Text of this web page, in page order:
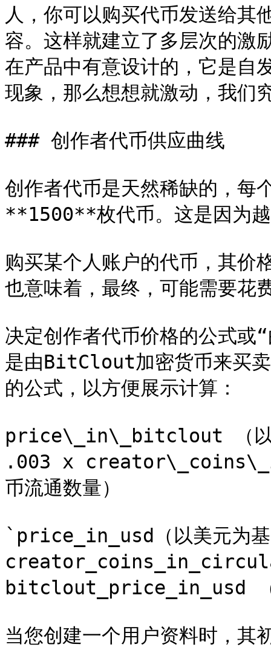
人，你可以购买代币发送给其
容。这样就建立了多层次的激
在产品中有意设计的，它是自
现象，那么想想就激动，我们
### 创作者代币供应曲线
创作者代币是天然稀缺的，
**1500**枚代币。这是因为
购买某个人账户的代币，其价
也意味着，最终，可能需要花
决定创作者代币价格的公式或
是由BitClout加密货币来买卖
的公式，以方便展示计算：
price\_in\_bitclout （以
.003 x
币流通数量）
`price_in_usd（以美元为
bitclout_price_in_usd （
当您创建一个用户资料时，其